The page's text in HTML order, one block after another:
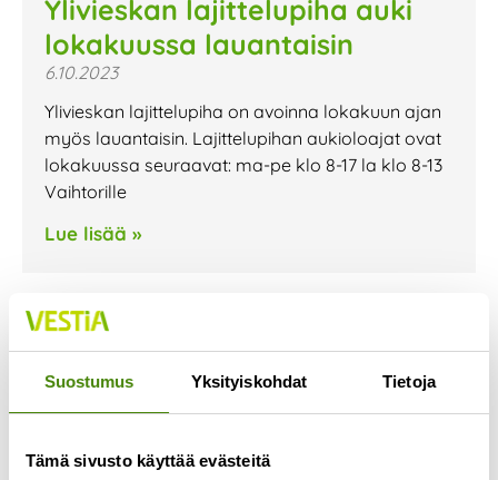
Suostumus Yksityiskohdat Tietoja
Tämä sivusto käyttää evästeitä
Ylivieskan lajittelupiha auki
lokakuussa lauantaisin
6.10.2023
Ylivieskan lajittelupiha on avoinna lokakuun ajan
myös lauantaisin. Lajittelupihan aukioloajat ovat
lokakuussa seuraavat: ma-pe klo 8-17 la klo 8-13
Vaihtorille
Lue lisää »
Jäteastioiden
tyhjennyspäivissä muutoksia
loka-marraskuussa
28.9.2023